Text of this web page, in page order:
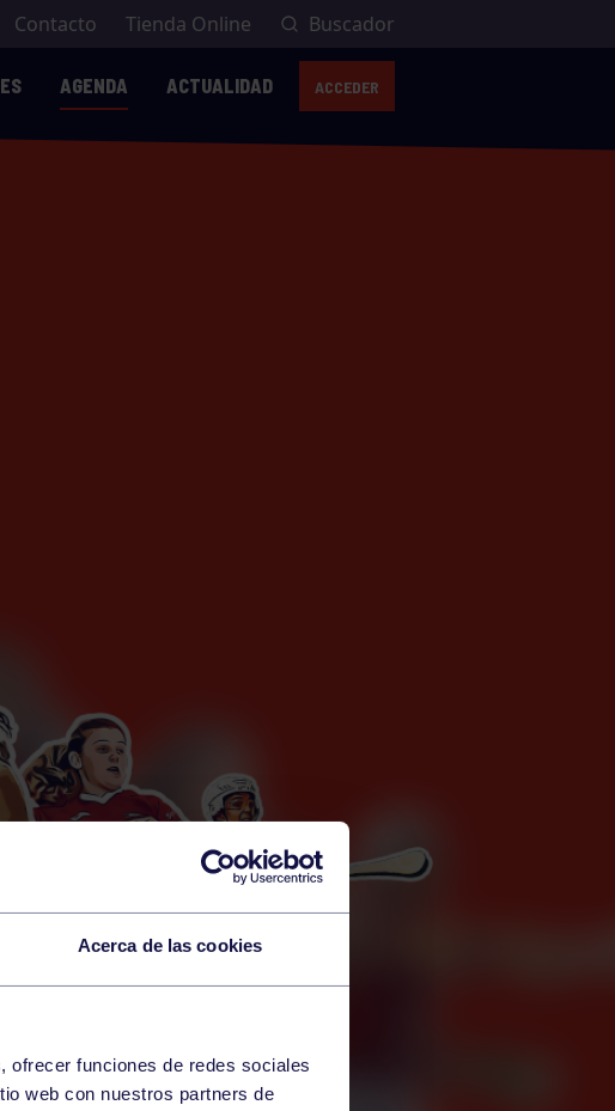
Acerca de las cookies
ofrecer funciones de redes sociales
web con nuestros partners de
Contacto Tienda Online Buscador
AGENDA ACTUALIDAD ACCEDER